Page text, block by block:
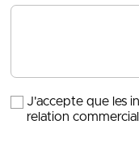
J'accepte que les
relation